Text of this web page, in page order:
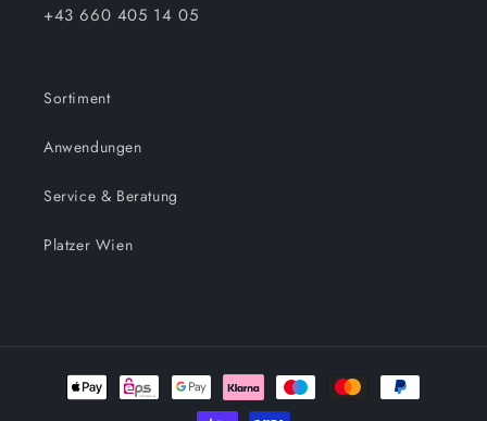
+43 660 405 14 05
Sortiment
Anwendungen
Service & Beratung
Platzer Wien
Zahlungsmethoden